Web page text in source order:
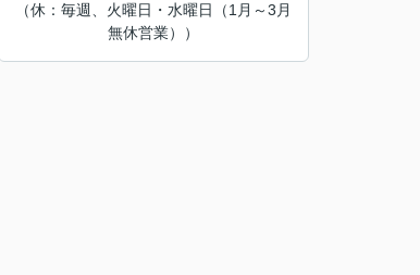
（休：毎週、火曜日・水曜日（1月～3月
無休営業））